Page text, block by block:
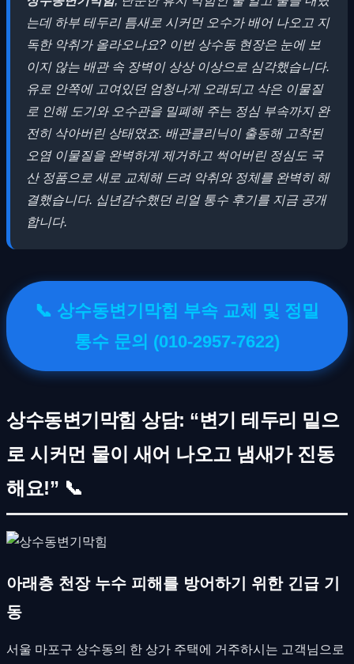
는데 하부 테두리 틈새로 시커먼 오수가 배어 나오고 지
독한 악취가 올라오나요? 이번 상수동 현장은 눈에 보
이지 않는 배관 속 장벽이 상상 이상으로 심각했습니다.
유로 안쪽에 고여있던 엄청나게 오래되고 삭은 이물질
로 인해 도기와 오수관을 밀폐해 주는 정심 부속까지 완
전히 삭아버린 상태였죠. 배관클리닉이 출동해 고착된
오염 이물질을 완벽하게 제거하고 썩어버린 정심도 국
산 정품으로 새로 교체해 드려 악취와 정체를 완벽히 해
결했습니다. 십년감수했던 리얼 통수 후기를 지금 공개
합니다.
📞 상수동변기막힘 부속 교체 및 정밀
통수 문의 (010-2957-7622)
상수동변기막힘 상담: “변기 테두리 밑으
로 시커먼 물이 새어 나오고 냄새가 진동
해요!” 📞
아래층 천장 누수 피해를 방어하기 위한 긴급 기
동
서울 마포구 상수동의 한 상가 주택에 거주하시는 고객님으로